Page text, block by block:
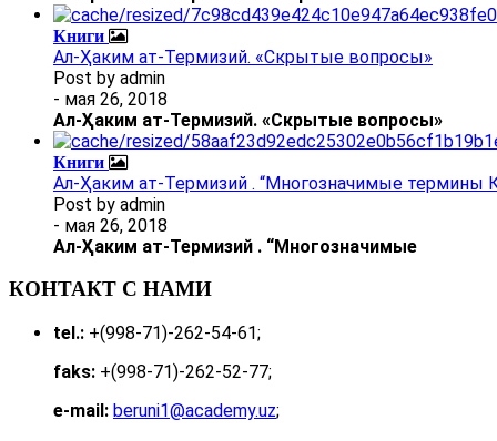
Книги
Ал-Ҳаким ат-Термизий. «Скрытые вопросы»
Post by admin
- мая 26, 2018
Ал-Ҳаким ат-Термизий. «Скрытые вопросы»
Книги
Ал-Ҳаким ат-Термизий . “Многозначимые термины
Post by admin
- мая 26, 2018
Ал-Ҳаким ат-Термизий . “Многозначимые
КОНТАКТ С НАМИ
tel.: +(998-71)-262-54-61;
faks: +(998-71)-262-52-77;
e-mail: beruni1@academy.uz;